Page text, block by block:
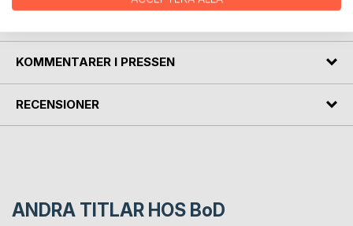
KOMMENTARER I PRESSEN
RECENSIONER
ANDRA TITLAR HOS BoD